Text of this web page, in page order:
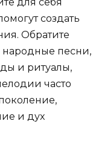
создать
Обратите
песни,
и ритуалы,
часто
и дух